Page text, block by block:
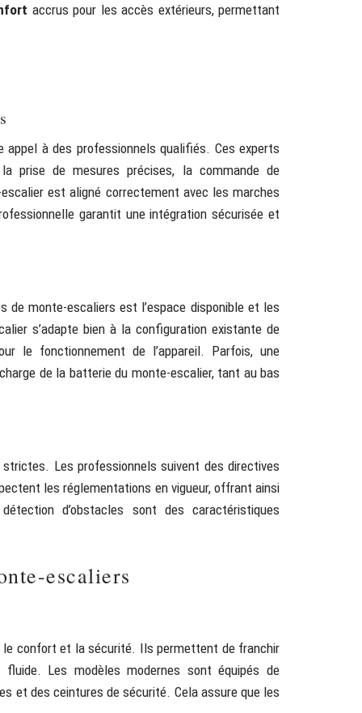
accrus pour les accès extérieurs, permettant
à des professionnels qualifiés. Ces experts
prise de mesures précises, la commande de
est aligné correctement avec les marches
garantit une intégration sécurisée et
de monte-escaliers est l’espace disponible et les
s’adapte bien à la configuration existante de
le fonctionnement de l’appareil. Parfois, une
de la batterie du monte-escalier, tant au bas
Les professionnels suivent des directives
les réglementations en vigueur, offrant ainsi
d’obstacles sont des caractéristiques
escaliers
confort et la sécurité. Ils permettent de franchir
Les modèles modernes sont équipés de
et des ceintures de sécurité. Cela assure que les